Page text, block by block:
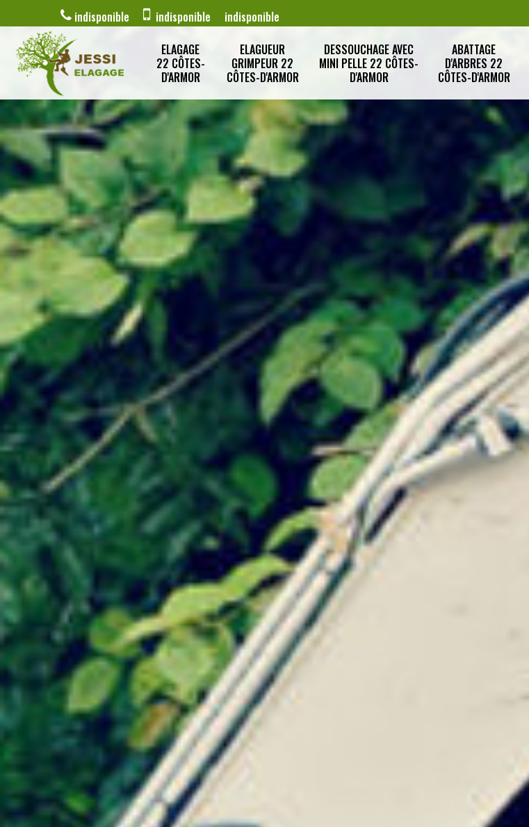
indisponible indisponible indisponible
ELAGAGE
22 CÔTES-
D'ARMOR
ELAGUEUR
GRIMPEUR 22
CÔTES-D'ARMOR
DESSOUCHAGE AVEC
MINI PELLE 22 CÔTES-
D'ARMOR
ABATTAGE
D'ARBRES 22
CÔTES-D'ARMOR